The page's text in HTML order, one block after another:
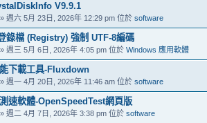
V9.9.1
» 週六 5月 23日, 2026年 12:29 pm 位於 software
錄檔 (Registry) 強制 UTF-8編碼
» 週三 5月 6日, 2026年 4:05 pm 位於 Windows 應用軟體
下載工具-Fluxdown
» 週一 4月 20日, 2026年 11:46 am 位於 software
速軟體-OpenSpeedTest網頁版
» 週二 4月 7日, 2026年 3:38 pm 位於 software